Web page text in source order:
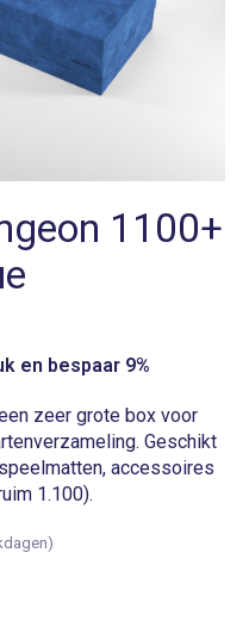
1100+
en bespaar 9%
zeer grote box voor
Geschikt
accessoires
1.100).